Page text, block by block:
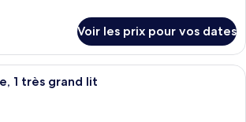
Voir les prix pour vos dates
Une chambre d’hôtel avec un
1 très grand lit